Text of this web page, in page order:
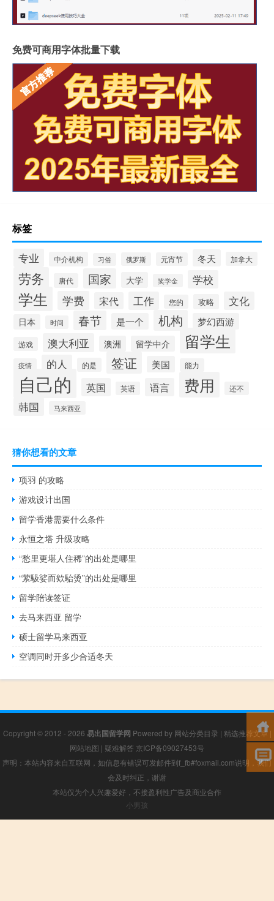
免费可商用字体批量下载
标签
专业 中介机构 习俗 俄罗斯 元宵节 冬天 加拿大
劳务 唐代 国家 大学 奖学金 学校
学生 学费 宋代 工作 您的 攻略 文化
日本 时间 春节 是一个 机构 梦幻西游
游戏 澳大利亚 澳洲 留学中介 留学生
疫情 的人 的是 签证 美国 能力
自己的 英国 英语 语言 费用 还不
韩国 马来西亚
猜你想看的文章
项羽 的攻略
游戏设计出国
留学香港需要什么条件
永恒之塔 升级攻略
“愁里更堪人住稀”的出处是哪里
“萦馺娑而欸駘烫”的出处是哪里
留学陪读签证
去马来西亚 留学
硕士留学马来西亚
空调同时开多少合适冬天
Copyright © 2012 - 2026 易出国留学网 Powered by 网站分类目录 | 精选推荐文章|
网站地图 | 疑难解答 京ICP备09027453号
声明：本站内容来自互联网，如信息有错误可发邮件到f_fb#foxmail.com说明，我们
会及时纠正，谢谢
本站仅为个人兴趣爱好，不接盈利性广告及商业合作
小男孩